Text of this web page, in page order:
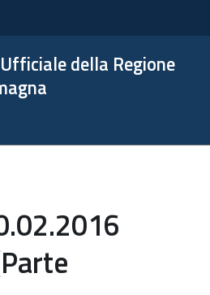
della Regione